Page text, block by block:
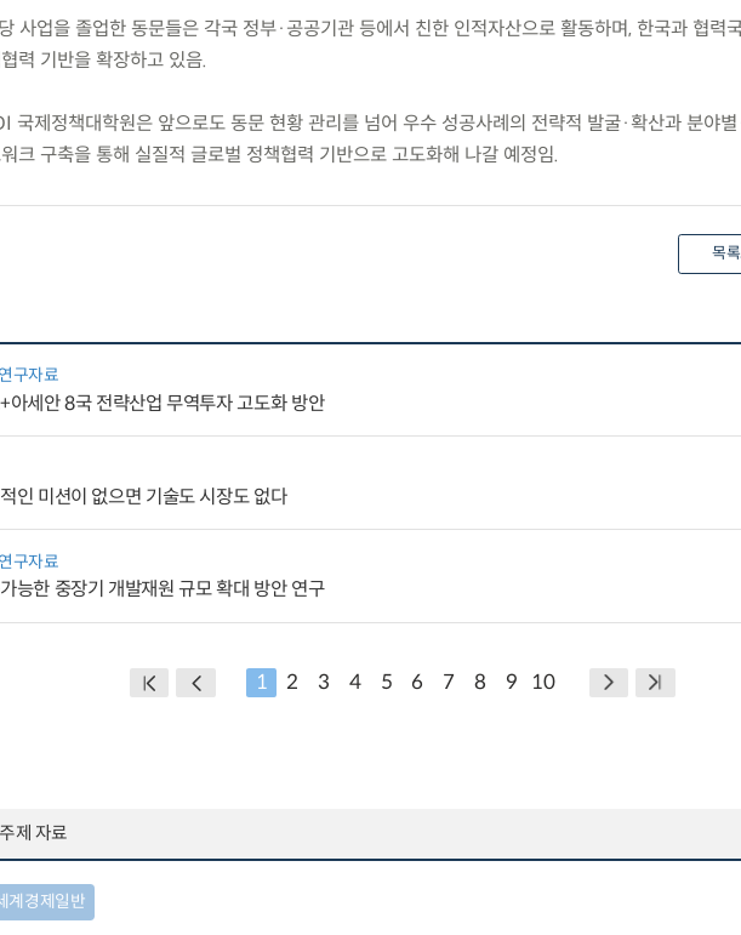
사업을 졸업한 동문들은 각국 정부·공공기관 등에서 친한 인적자산으로 활동하며, 한국과 협력
력 기반을 확장하고 있음.
국제정책대학원은 앞으로도 동문 현황 관리를 넘어 우수 성공사례의 전략적 발굴·확산과 분야
크 구축을 통해 실질적 글로벌 정책협력 기반으로 고도화해 나갈 예정임.
목록
구자료
아세안 8국 전략산업 무역투자 고도화 방안
인 미션이 없으면 기술도 시장도 없다
구자료
능한 중장기 개발재원 규모 확대 방안 연구
1 2 3 4 5 6 7 8 9 10
제 자료
계경제일반